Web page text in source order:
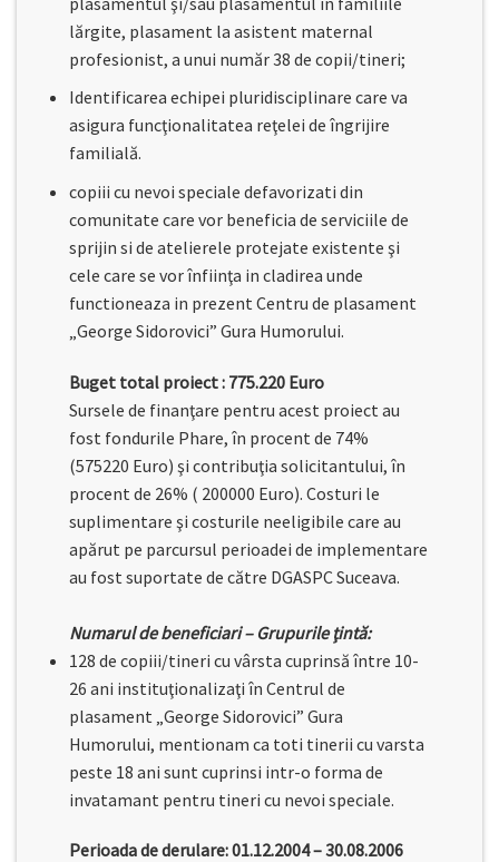
lărgite, plasament la asistent maternal
profesionist, a unui număr 38 de copii/tineri;
Identificarea echipei pluridisciplinare care va
asigura funcţionalitatea reţelei de îngrijire
familială.
copiii cu nevoi speciale defavorizati din
comunitate care vor beneficia de serviciile de
sprijin si de atelierele protejate existente şi
cele care se vor înfiinţa in cladirea unde
functioneaza in prezent Centru de plasament
„George Sidorovici” Gura Humorului.
Buget total proiect : 775.220 Euro
Sursele de finanţare pentru acest proiect au
fost fondurile Phare, în procent de 74%
(575220 Euro) şi contribuţia solicitantului, în
procent de 26% ( 200000 Euro). Costuri le
suplimentare şi costurile neeligibile care au
apărut pe parcursul perioadei de implementare
au fost suportate de către DGASPC Suceava.
Numarul de beneficiari – Grupurile ţintă:
128 de copiii/tineri cu vârsta cuprinsă între 10-
26 ani instituţionalizaţi în Centrul de
plasament „George Sidorovici” Gura
Humorului, mentionam ca toti tinerii cu varsta
peste 18 ani sunt cuprinsi intr-o forma de
invatamant pentru tineri cu nevoi speciale.
Perioada de derulare: 01.12.2004 – 30.08.2006